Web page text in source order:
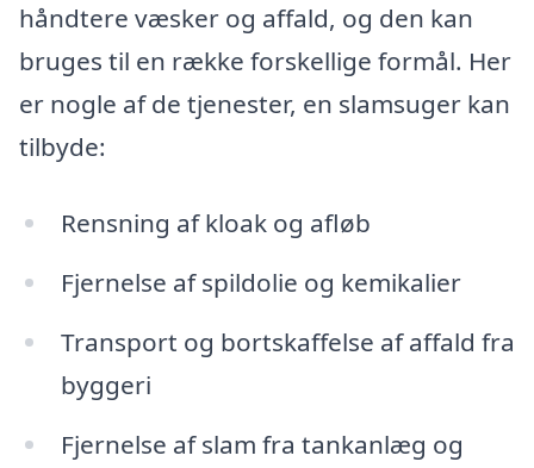
håndtere væsker og affald, og den kan
bruges til en række forskellige formål. Her
er nogle af de tjenester, en slamsuger kan
tilbyde:
Rensning af kloak og afløb
Fjernelse af spildolie og kemikalier
Transport og bortskaffelse af affald fra
byggeri
Fjernelse af slam fra tankanlæg og